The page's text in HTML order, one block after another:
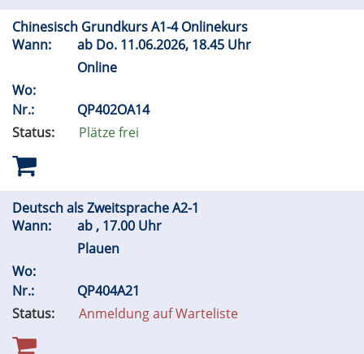
Chinesisch Grundkurs A1-4 Onlinekurs
Wann:
ab Do. 11.06.2026, 18.45 Uhr
Online
Wo:
Nr.:
QP402OA14
Status:
Plätze frei
Deutsch als Zweitsprache A2-1
Wann:
ab , 17.00 Uhr
Plauen
Wo:
Nr.:
QP404A21
Status:
Anmeldung auf Warteliste